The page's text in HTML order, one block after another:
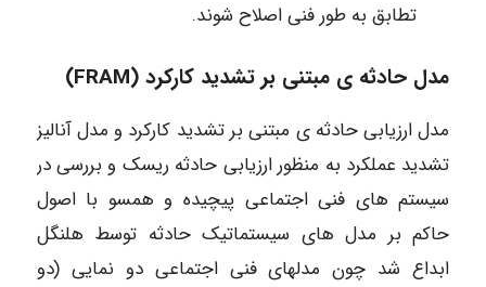
تطابق به طور فنی اصلاح شوند.
مدل حادثه ی مبتنی بر تشدید کارکرد (FRAM)
مدل ارزیابی حادثه ی مبتنی بر تشدید کارکرد و مدل آنالیز
تشدید عملکرد به منظور ارزیابی حادثه ریسک و بررسی در
سیستم های فنی اجتماعی پیچیده و همسو با اصول
حاکم بر مدل های سیستماتیک حادثه توسط هلنگل
ابداع شد چون مدلهای فنی اجتماعی دو نمایی (دو